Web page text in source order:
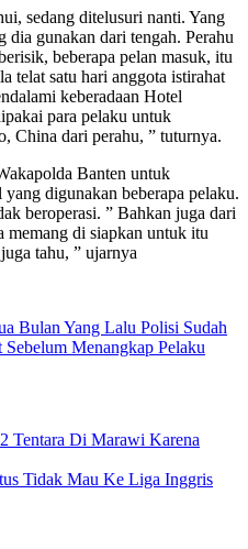
sedang ditelusuri nanti. Yang
dia gunakan dari tengah. Perahu
beberapa pelan masuk, itu
telat satu hari anggota istirahat
keberadaan Hotel
para pelaku untuk
China dari perahu, ” tuturnya.
Banten untuk
digunakan beberapa pelaku.
beroperasi. ” Bahkan juga dari
memang di siapkan untuk itu
tahu, ” ujarnya
Bulan Yang Lalu Polisi Sudah
Menangkap Pelaku
Tentara Di Marawi Karena
Tidak Mau Ke Liga Inggris